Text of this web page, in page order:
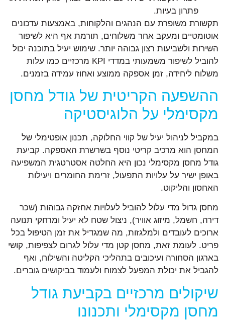
פתרון בעיות.
תקשורת משופרת עם הנהגים והלקוחות, באמצעות עדכונים
אוטומטיים ומעקב אחר משלוחים, תורמת אף היא לשיפור
השירות ולשביעות רצון גבוהה יותר. שימוש יעיל בתוכנה יכול
להוביל לשיפור משמעותי במדדי KPI מרכזיים כמו עלות
משלוח ליחידה, זמן אספקה ממוצע ואחוז עמידה בזמנים.
ההשפעה הקריטית של גודל מחסן
מקסימלי על הלוגיסטיקה
במקביל לניהול יעיל של קווי החלוקה, תכנון אופטימלי של
המחסן הוא מרכיב קריטי נוסף בשרשרת האספקה. קביעת
גודל מחסן מקסימלי נכון היא החלטה אסטרטגית המשפיעה
באופן ישיר על עלויות התפעול, זרימת החומרים ויעילות
האחסון והליקוט.
מחסן גדול מדי עלול להוביל לעלויות אחזקה גבוהות (שכר
דירה, חשמל, מיזוג אוויר), ניצול שטח לא יעיל ומרחקי תנועה
ארוכים לעובדים ולמלגזות, מה שמגדיל את זמן הטיפול בכל
פריט. לעומת זאת, מחסן קטן מדי עלול לגרום לצפיפות, קושי
בארגון הסחורה ועיכובים בתהליכי הקליטה והשילוח, ואף
להגביל את יכולת המפעל לצמוח ולעמוד בביקושים גוברים.
שיקולים מרכזיים בקביעת גודל
מחסן מקסימלי ותכנונו